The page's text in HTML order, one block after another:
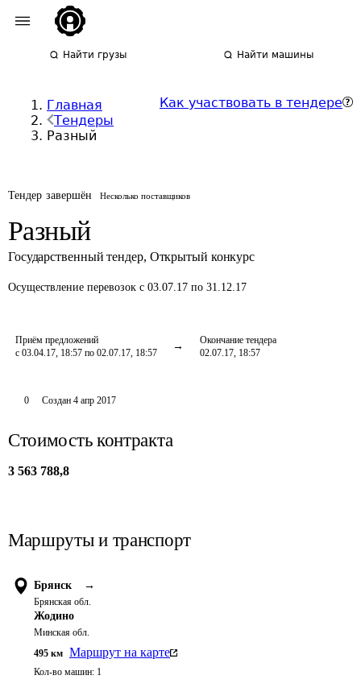
Найти грузы Найти машины
Главная
Тендеры
Разный
Как участвовать в тендере
Тендер завершён Несколько поставщиков
Разный
Государственный тендер, Открытый конкурс
Осуществление перевозок с 03.07.17 по 31.12.17
Приём предложений
с 03.04.17, 18:57 по 02.07.17, 18:57
Окончание тендера
02.07.17, 18:57
0 Создан 4 апр 2017
Стоимость контракта
3 563 788,8
Маршруты и транспорт
Брянск →
Брянская обл.
Жодино
Минская обл.
495 км Маршрут на карте
Кол-во машин: 1